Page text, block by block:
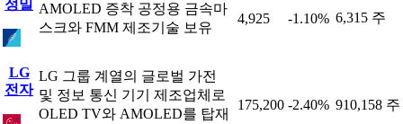
정밀 AMOLED 증착 공정용 금속마
스크와 FMM 제조기술 보유
4,925 -1.10% 6,315 주
LG
전자
LG 그룹 계열의 글로벌 가전
및 정보 통신 기기 제조업체로
OLED TV와 AMOLED를 탑재
175,200 -2.40% 910,158 주